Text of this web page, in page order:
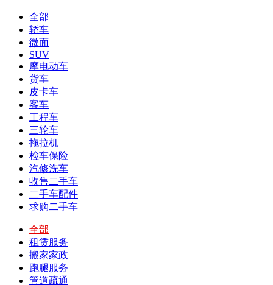
全部
轿车
微面
SUV
摩电动车
货车
皮卡车
客车
工程车
三轮车
拖拉机
检车保险
汽修洗车
收售二手车
二手车配件
求购二手车
全部
租赁服务
搬家家政
跑腿服务
管道疏通